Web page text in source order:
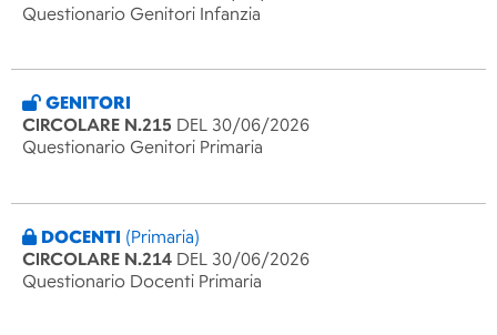
Questionario Genitori Infanzia
GENITORI
CIRCOLARE N.215 DEL 30/06/2026
Questionario Genitori Primaria
DOCENTI (Primaria)
CIRCOLARE N.214 DEL 30/06/2026
Questionario Docenti Primaria